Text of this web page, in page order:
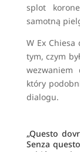
splot
samotną
W Ex Chiesa
tym, czym
wezwaniem
który
dialogu.
„Questo
Senza